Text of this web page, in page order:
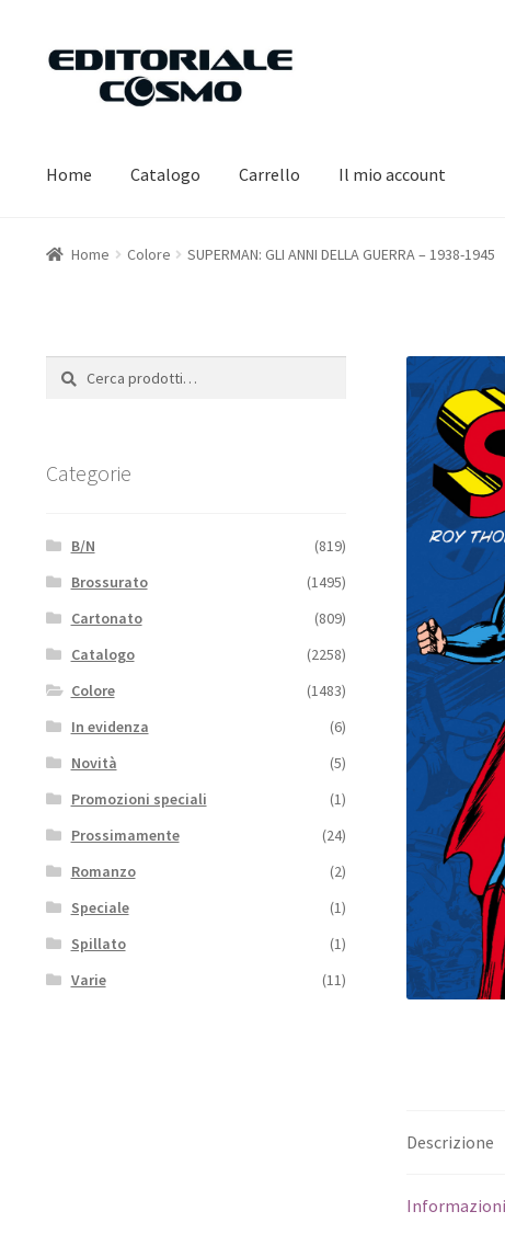
Vai
navigazione
Vai
Home Catalogo Carrello Il mio account
Home Colore SUPERMAN: GLI ANNI DELLA GUERRA – 1938-1945
Descrizione
Cerca:
Cerca
Categorie
B/N
(819)
Brossurato
(1495)
Cartonato
(809)
Catalogo
(2258)
Colore
(1483)
In evidenza
(6)
Novità
(5)
Promozioni speciali
(1)
Prossimamente
(24)
Romanzo
(2)
Speciale
(1)
Spillato
(1)
Varie
(11)